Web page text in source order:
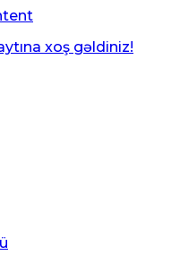
xoş gəldiniz!